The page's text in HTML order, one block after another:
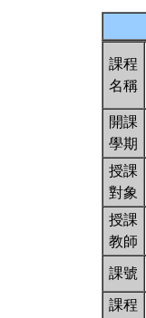
課程
名稱
開課
學期
授課
對象
授課
教師
課號
課程